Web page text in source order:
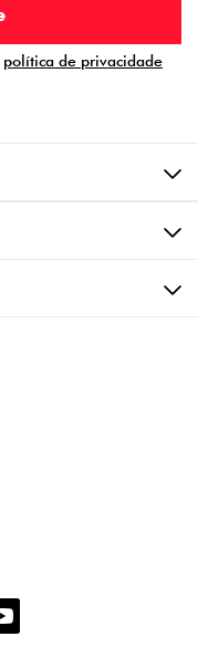
política de privacidade